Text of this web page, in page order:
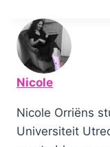
Nicole
Nicole Orriëns
Universiteit